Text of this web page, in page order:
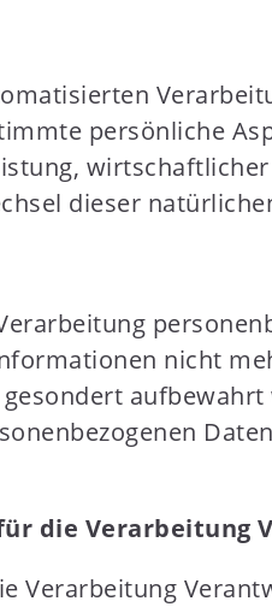
persönliche
dieser
nicht
die Verarbeitung
Verarbeitung